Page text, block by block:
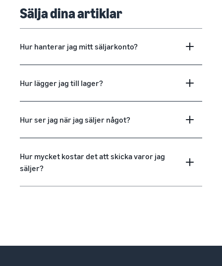
Sälja dina artiklar
Hur hanterar jag mitt säljarkonto?
Hur lägger jag till lager?
Hur ser jag när jag säljer något?
Hur mycket kostar det att skicka varor jag
säljer?